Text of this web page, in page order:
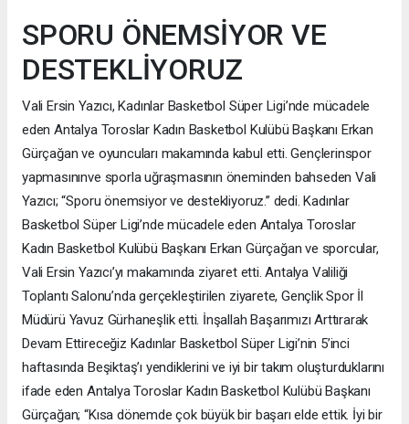
SPORU ÖNEMSİYOR VE
DESTEKLİYORUZ
Vali Ersin Yazıcı, Kadınlar Basketbol Süper Ligi’nde mücadele
eden Antalya Toroslar Kadın Basketbol Kulübü Başkanı Erkan
Gürçağan ve oyuncuları makamında kabul etti. Gençlerinspor
yapmasınınve sporla uğraşmasının öneminden bahseden Vali
Yazıcı; “Sporu önemsiyor ve destekliyoruz.” dedi. Kadınlar
Basketbol Süper Ligi’nde mücadele eden Antalya Toroslar
Kadın Basketbol Kulübü Başkanı Erkan Gürçağan ve sporcular,
Vali Ersin Yazıcı’yı makamında ziyaret etti. Antalya Valiliği
Toplantı Salonu’nda gerçekleştirilen ziyarete, Gençlik Spor İl
Müdürü Yavuz Gürhaneşlik etti. İnşallah Başarımızı Arttırarak
Devam Ettireceğiz Kadınlar Basketbol Süper Ligi’nin 5’inci
haftasında Beşiktaş’ı yendiklerini ve iyi bir takım oluşturduklarını
ifade eden Antalya Toroslar Kadın Basketbol Kulübü Başkanı
Gürçağan; “Kısa dönemde çok büyük bir başarı elde ettik. İyi bir